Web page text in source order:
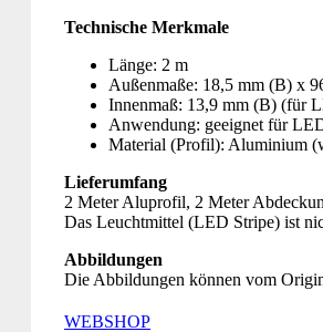
Technische Merkmale
Länge: 2 m
Außenmaße: 18,5 mm (B) x
Innenmaß: 13,9 mm (B) (für
Anwendung: geeignet für
Material (Profil): Aluminium
Lieferumfang
2 Meter Aluprofil, 2 Meter
Das Leuchtmittel (LED Stripe) ist
Abbildungen
Die Abbildungen können vom
WEBSHOP